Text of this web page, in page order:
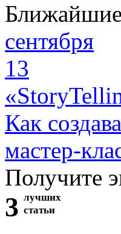
сентября
13
Как
мастер-
Получите
3 лучших
статьи